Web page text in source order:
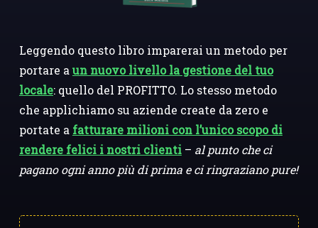
Leggendo questo libro imparerai un metodo per
portare a un nuovo livello la gestione del tuo
locale: quello del PROFITTO. Lo stesso metodo
che applichiamo su aziende create da zero e
portate a fatturare milioni con l’unico scopo di
rendere felici i nostri clienti– al punto che ci
pagano ogni anno più di prima e ci ringraziano pure!